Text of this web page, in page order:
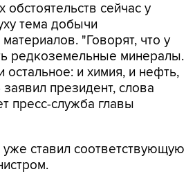
обстоятельств сейчас у
тема добычи
"Говорят, что у
редкоземельные минералы.
остальное: и химия, и нефть,
президент, слова
пресс-служба главы
ставил соответствующую